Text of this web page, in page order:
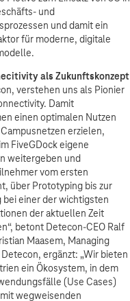
und
und damit ein
für moderne, digitale
als Zukunftskonzept
verstehen uns als Pionier
Damit
einen optimalen Nutzen
erzielen,
FiveGDock eigene
weitergeben und
vom ersten
über Prototyping bis zur
bei einer der wichtigsten
der aktuellen Zeit
betont Detecon-CEO Ralf
Maasem, Managing
ergänzt: „Wir bieten
ein Ökosystem, in dem
(Use Cases)
wegweisenden